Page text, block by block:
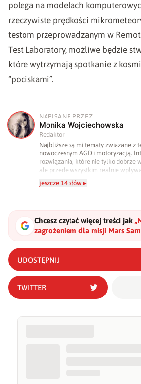
polega na modelach
rzeczywiste prędkości
testom przeprowadzanym w
Test Laboratory, możliwe będzie
które wytrzymają spotkanie z
“pociskami”.
M
NAPISANE PRZEZ
Monika Wojciechowska
Redaktor
Najbliższe są mi tematy związane z
nowoczesnym AGD i motoryzacją.
rozwiązania, które nie tylko dobrze
ale przede wszystkim realnie
Ukończyłam studia dziennikarskie
jeszcze 14 słów ▸
Chcesz czytać więcej treści jak „
zagrożeniem dla misji Mars
NASA już testuje osłony"?
UDOSTĘPNIJ
TWITTER